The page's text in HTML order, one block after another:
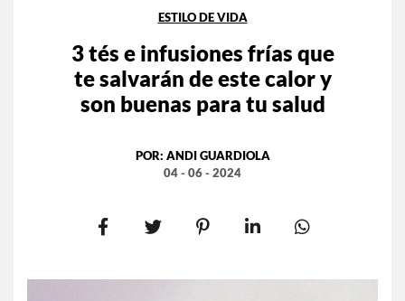
ESTILO DE VIDA
3 tés e infusiones frías que
te salvarán de este calor y
son buenas para tu salud
POR: ANDI GUARDIOLA
04 - 06 - 2024